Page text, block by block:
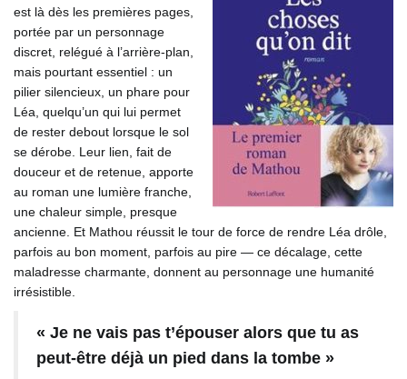
est là dès les premières pages,
portée par un personnage
discret, relégué à l’arrière-plan,
mais pourtant essentiel : un
pilier silencieux, un phare pour
Léa, quelqu’un qui lui permet
de rester debout lorsque le sol
se dérobe. Leur lien, fait de
douceur et de retenue, apporte
au roman une lumière franche,
une chaleur simple, presque
ancienne. Et Mathou réussit le tour de force de rendre Léa drôle,
parfois au bon moment, parfois au pire — ce décalage, cette
maladresse charmante, donnent au personnage une humanité
irrésistible.
« Je ne vais pas t’épouser alors que tu as
peut-être déjà un pied dans la tombe »